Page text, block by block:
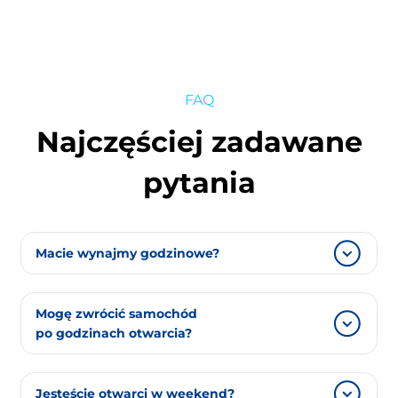
FAQ
Najczęściej zadawane
pytania
Macie wynajmy godzinowe?
Najkrótszy wynajem to jedna doba.
Mogę zwrócić samochód
po godzinach otwarcia?
Tak, zapytaj o to przy wydawaniu samochodu.
Jesteście otwarci w weekend?